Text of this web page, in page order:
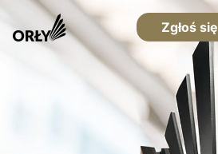
Zgłoś się